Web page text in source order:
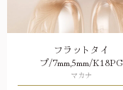
フラットタイ
プ/7mm,5mm/K18PG
マカナ